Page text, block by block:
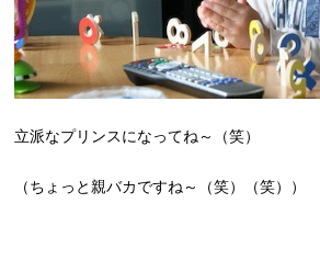
立派なプリンスになってね～（笑）
（ちょっと親バカですね～（笑）（笑））